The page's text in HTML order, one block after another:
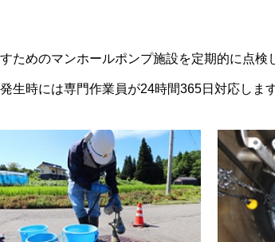
ためのマンホールポンプ施設を定期的に点検
生時には専門作業員が24時間365日対応しま